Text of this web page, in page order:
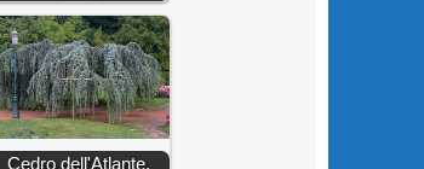
Cedro dell'Atlante,